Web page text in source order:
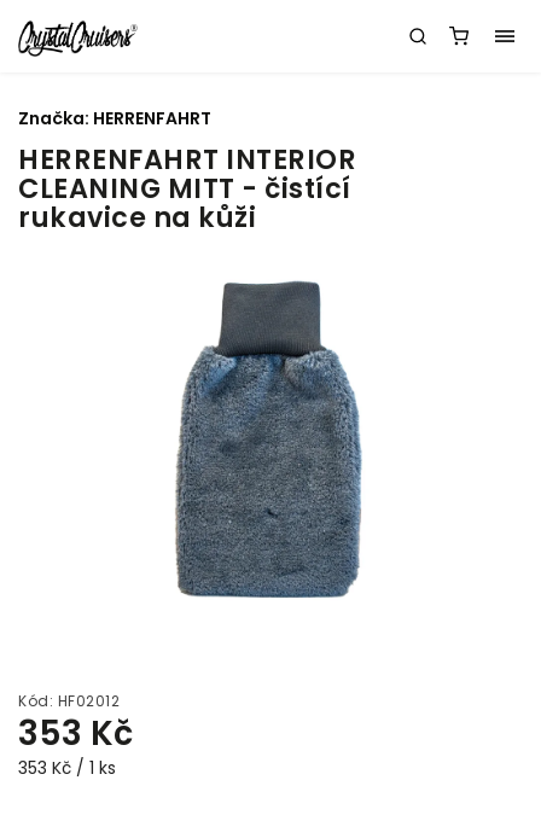
HERRENFAHRT INTERIOR
CLEANING MITT - čistící
rukavice na kůži
Kód: HF02012
353 Kč
353 Kč / 1 ks
Značka: HERRENFAHRT